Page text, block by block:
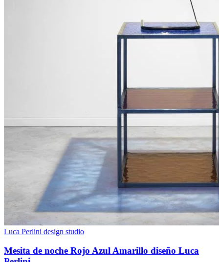
Luca Perlini design studio
Mesita de noche Rojo Azul Amarillo diseño Luca